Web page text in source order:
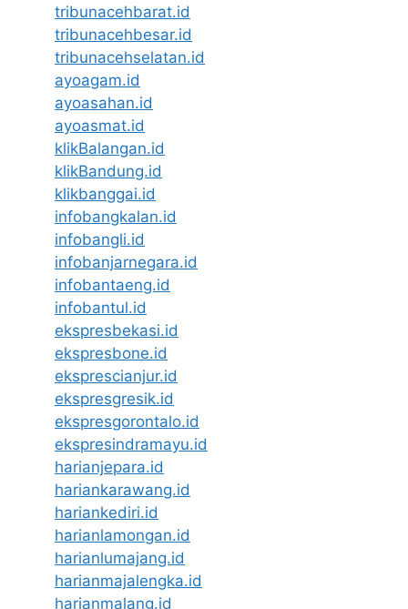
tribunacehbarat.id
tribunacehbesar.id
tribunacehselatan.id
ayoagam.id
ayoasahan.id
ayoasmat.id
klikBalangan.id
klikBandung.id
klikbanggai.id
infobangkalan.id
infobangli.id
infobanjarnegara.id
infobantaeng.id
infobantul.id
ekspresbekasi.id
ekspresbone.id
eksprescianjur.id
ekspresgresik.id
ekspresgorontalo.id
ekspresindramayu.id
harianjepara.id
hariankarawang.id
hariankediri.id
harianlamongan.id
harianlumajang.id
harianmajalengka.id
harianmalang.id